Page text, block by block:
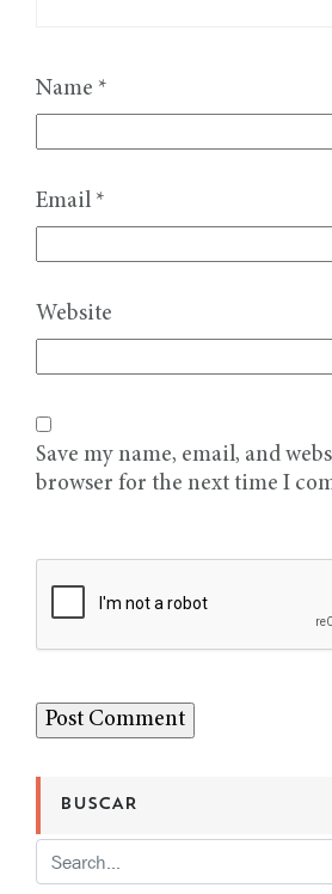
Name *
Email *
Website
Save my name, email, and
browser for the next time I
BUSCAR